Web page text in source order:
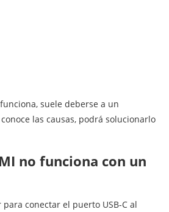
suele deberse a un
las causas, podrá solucionarlo
no funciona con un
conectar el puerto USB-C al